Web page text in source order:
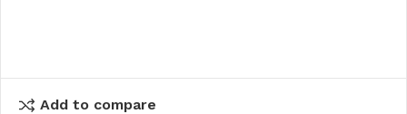
Add to compare